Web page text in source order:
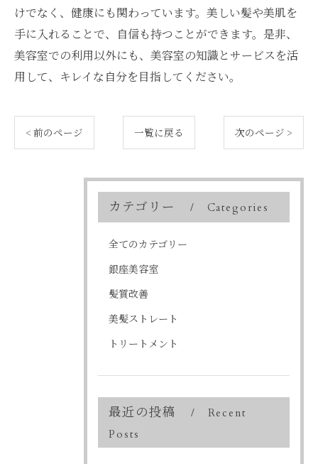
けでなく、健康にも関わっています。美しい髪や美肌を
手に入れることで、自信も持つことができます。是非、
美容室での利用以外にも、美容室の知識とサービスを活
用して、キレイな自分を目指してください。
< 前のページ 一覧に戻る 次のページ >
カテゴリー Categories
全てのカテゴリー
銀座美容室
髪質改善
美髪ストレート
トリートメント
最近の投稿
Recent
Posts